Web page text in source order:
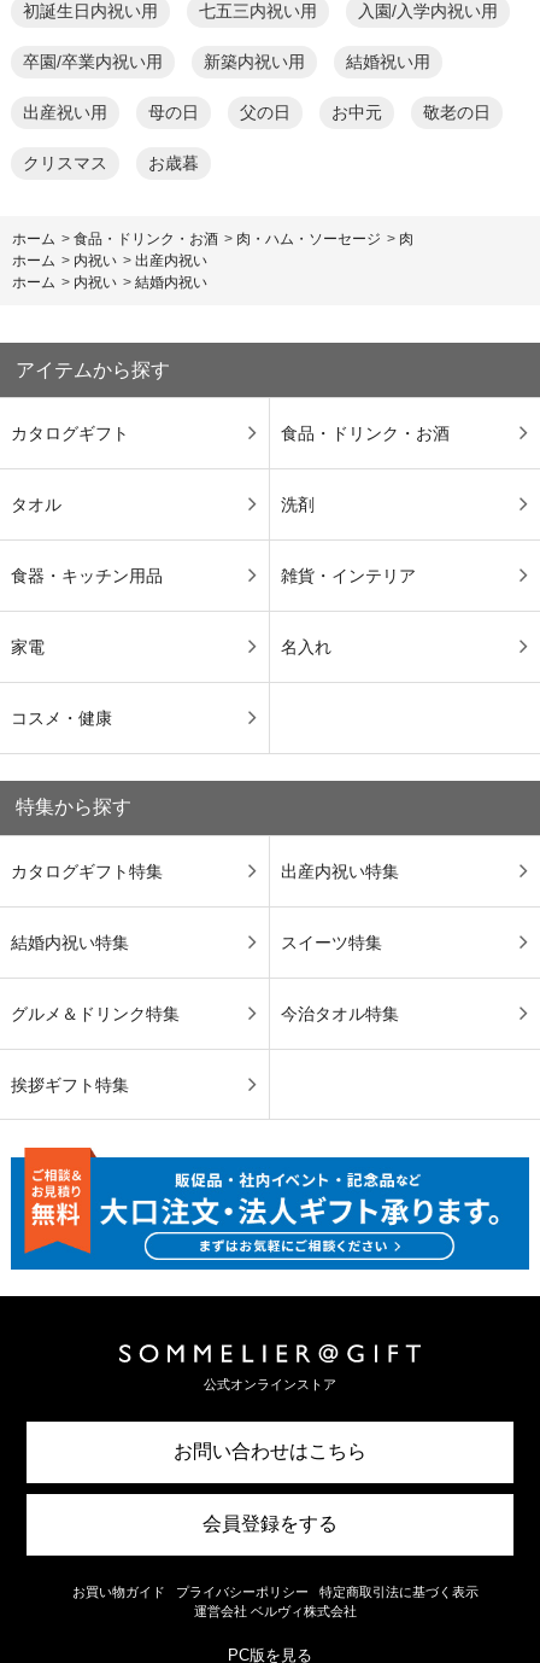
初誕生日内祝い用 七五三内祝い用 入園/入学内祝い用
卒園/卒業内祝い用 新築内祝い用 結婚祝い用
出産祝い用 母の日 父の日 お中元 敬老の日
クリスマス お歳暮
ホーム > 食品・ドリンク・お酒 > 肉・ハム・ソーセージ > 肉
ホーム > 内祝い > 出産内祝い
ホーム > 内祝い > 結婚内祝い
アイテムから探す
カタログギフト 食品・ドリンク・お酒
タオル 洗剤
食器・キッチン用品 雑貨・インテリア
家電 名入れ
コスメ・健康
特集から探す
カタログギフト特集 出産内祝い特集
結婚内祝い特集 スイーツ特集
グルメ＆ドリンク特集 今治タオル特集
挨拶ギフト特集
公式オンラインストア
お問い合わせはこちら
会員登録をする
お買い物ガイド プライバシーポリシー
特定商取引法に基づく表示
運営会社 ベルヴィ株式会社
PC版を見る